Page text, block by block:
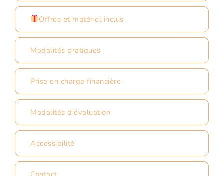
Offres et matériel inclus
Modalités pratiques
Prise en charge financière
Modalités d'évaluation
Accessibilité